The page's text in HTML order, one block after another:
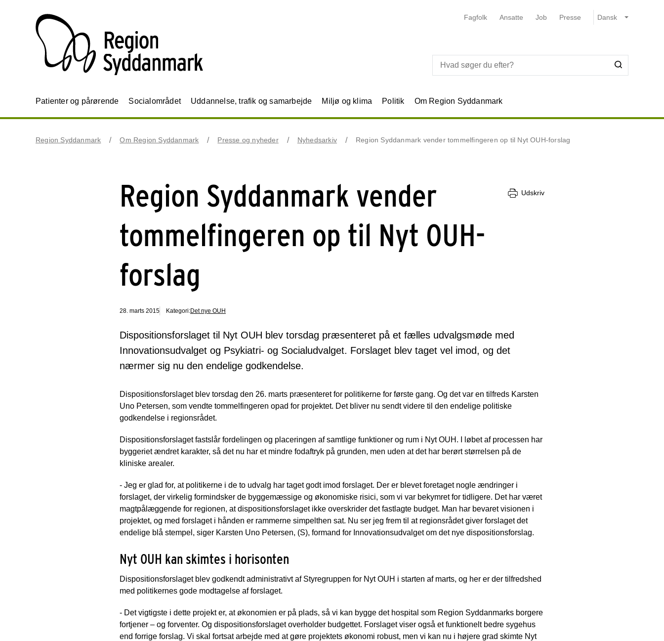
Fagfolk Ansatte Job Presse
Patienter og pårørende Socialområdet Uddannelse, trafik og samarbejde Miljø og klima Politik Om Region Syddanmark
Region Syddanmark Om Region Syddanmark Presse og nyheder Nyhedsarkiv Region Syddanmark vender tommelfingeren op til Nyt OUH-forslag
Region Syddanmark vender
tommelfingeren op til Nyt OUH-
forslag
Udskriv
28. marts 2015 Kategori:Det nye OUH
Dispositionsforslaget til Nyt OUH blev torsdag præsenteret på et fælles udvalgsmøde med
Innovationsudvalget og Psykiatri- og Socialudvalget. Forslaget blev taget vel imod, og det
nærmer sig nu den endelige godkendelse.
Dispositionsforslaget blev torsdag den 26. marts præsenteret for politikerne for første gang. Og det var en tilfreds Karsten
Uno Petersen, som vendte tommelfingeren opad for projektet. Det bliver nu sendt videre til den endelige politiske
godkendelse i regionsrådet.
Dispositionsforslaget fastslår fordelingen og placeringen af samtlige funktioner og rum i Nyt OUH. I løbet af processen har
byggeriet ændret karakter, så det nu har et mindre fodaftryk på grunden, men uden at det har berørt størrelsen på de
kliniske arealer.
- Jeg er glad for, at politikerne i de to udvalg har taget godt imod forslaget. Der er blevet foretaget nogle ændringer i
forslaget, der virkelig formindsker de byggemæssige og økonomiske risici, som vi var bekymret for tidligere. Det har været
magtpålæggende for regionen, at dispositionsforslaget ikke overskrider det fastlagte budget. Man har bevaret visionen i
projektet, og med forslaget i hånden er rammerne simpelthen sat. Nu ser jeg frem til at regionsrådet giver forslaget det
endelige blå stempel, siger Karsten Uno Petersen, (S), formand for Innovationsudvalget om det nye dispositionsforslag.
Nyt OUH kan skimtes i horisonten
Dispositionsforslaget blev godkendt administrativt af Styregruppen for Nyt OUH i starten af marts, og her er der tilfredshed
med politikernes gode modtagelse af forslaget.
- Det vigtigste i dette projekt er, at økonomien er på plads, så vi kan bygge det hospital som Region Syddanmarks borgere
fortjener – og forventer. Og dispositionsforslaget overholder budgettet. Forslaget viser også et funktionelt bedre sygehus
end forrige forslag. Vi skal fortsat arbejde med at gøre projektets økonomi robust, men vi kan nu i højere grad skimte Nyt